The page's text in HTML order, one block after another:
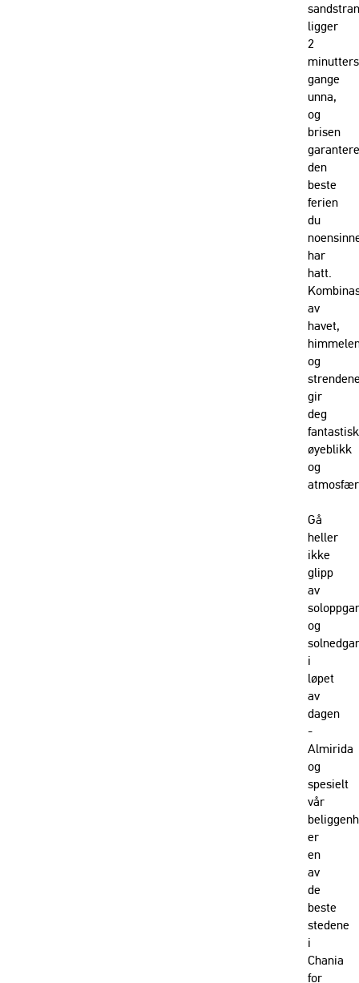
ligger
2
minutters
gange
unna,
og
brisen
den
beste
ferien
du
har
hatt.
av
havet,
og
gir
deg
øyeblikk
og
Gå
heller
ikke
glipp
av
og
i
løpet
av
dagen
-
Almirida
og
spesielt
vår
er
en
av
de
beste
stedene
i
Chania
for